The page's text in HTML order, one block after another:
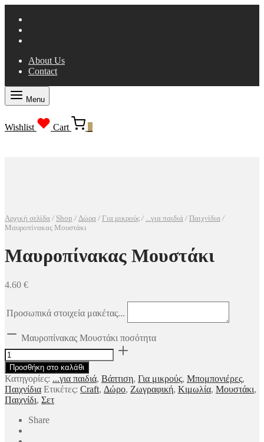
About Us
Contact
Menu
Wishlist Cart
Αρχική σελίδα / Shop / Δώρα / Για μικρούς / ...για παιδιά / Παιχνίδια /
Μαυροπίνακας Μουστάκι
Μαυροπίνακας Μουστάκι
4.60 €
Προσωπικά στοιχεία μακέτας...
Μαυροπίνακας Μουστάκι ποσότητα
Προσθήκη στο καλάθι
Κατηγορίες: ...για παιδιά, Βάπτιση, Για μικρούς, Μπομπονιέρες,
Παιχνίδια Ετικέτες: Craft, Δώρο, Ζωγραφική, Κιμωλία, Μουστάκι,
Παιχνίδι, Σετ
Share